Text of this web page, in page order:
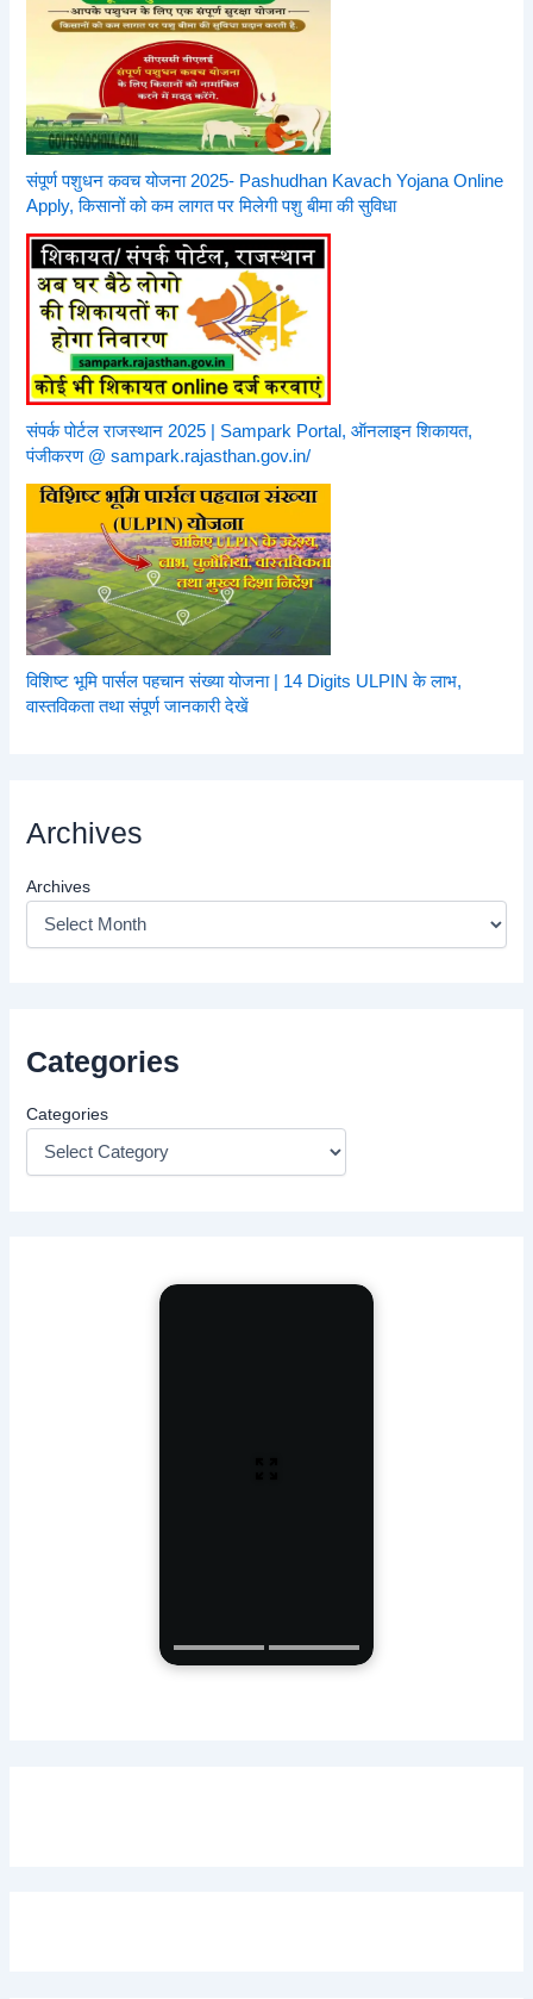
संपूर्ण पशुधन कवच योजना 2025- Pashudhan Kavach Yojana Online
Apply, किसानों को कम लागत पर मिलेगी पशु बीमा की सुविधा
संपर्क पोर्टल राजस्थान 2025 | Sampark Portal, ऑनलाइन शिकायत,
पंजीकरण @ sampark.rajasthan.gov.in/
विशिष्ट भूमि पार्सल पहचान संख्या योजना | 14 Digits ULPIN के लाभ,
वास्तविकता तथा संपूर्ण जानकारी देखें
Archives
Archives
Categories
Categories